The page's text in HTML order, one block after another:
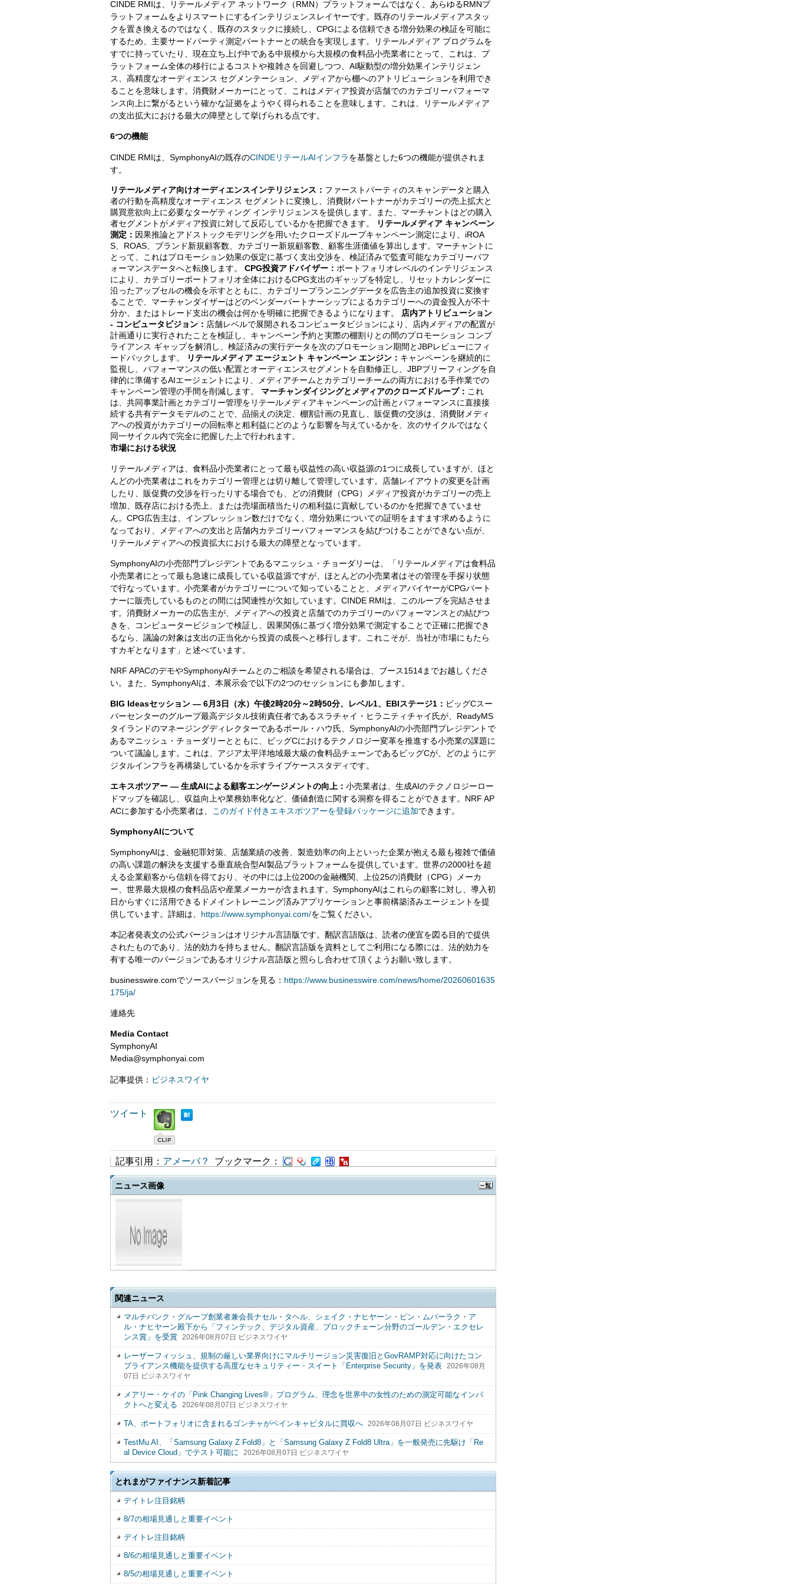
CINDE RMIは、リテールメディア ネットワーク（RMN）プラットフォームではなく、あらゆるRMNプ
ラットフォームをよりスマートにするインテリジェンスレイヤーです。既存のリテールメディアスタッ
クを置き換えるのではなく、既存のスタックに接続し、CPGによる信頼できる増分効果の検証を可能に
するため、主要サードパーティ測定パートナーとの統合を実現します。リテールメディア プログラムを
すでに持っていたり、現在立ち上げ中である中規模から大規模の食料品小売業者にとって、これは、プ
ラットフォーム全体の移行によるコストや複雑さを回避しつつ、AI駆動型の増分効果インテリジェン
ス、高精度なオーディエンス セグメンテーション、メディアから棚へのアトリビューションを利用でき
ることを意味します。消費財メーカーにとって、これはメディア投資が店舗でのカテゴリーパフォーマ
ンス向上に繋がるという確かな証拠をようやく得られることを意味します。これは、リテールメディア
の支出拡大における最大の障壁として挙げられる点です。
6つの機能
CINDE RMIは、SymphonyAIの既存のCINDEリテールAIインフラを基盤とした6つの機能が提供されま
す。
リテールメディア向けオーディエンスインテリジェンス： ファーストパーティのスキャンデータと購入
者の行動を高精度なオーディエンス セグメントに変換し、消費財パートナーがカテゴリーの売上拡大と
購買意欲向上に必要なターゲティング インテリジェンスを提供します。また、マーチャントはどの購入
者セグメントがメディア投資に対して反応しているかを把握できます。
リテールメディア キャンペーン
測定： 因果推論とアドストックモデリングを用いたクローズドループキャンペーン測定により、iROA
S、ROAS、ブランド新規顧客数、カテゴリー新規顧客数、顧客生涯価値を算出します。マーチャントに
とって、これはプロモーション効果の仮定に基づく支出交渉を、検証済みで監査可能なカテゴリーパフ
ォーマンスデータへと転換します。 CPG投資アドバイザー： ポートフォリオレベルのインテリジェンス
により、カテゴリーポートフォリオ全体におけるCPG支出のギャップを特定し、リセットカレンダーに
沿ったアップセルの機会を示すとともに、カテゴリープランニングデータを広告主の追加投資に変換す
ることで、マーチャンダイザーはどのベンダーパートナーシップによるカテゴリーへの資金投入が不十
分か、またはトレード支出の機会は何かを明確に把握できるようになります。
店内アトリビューション
- コンピュータビジョン： 店舗レベルで展開されるコンピュータビジョンにより、店内メディアの配置が
計画通りに実行されたことを検証し、キャンペーン予約と実際の棚割りとの間のプロモーション コンプ
ライアンス ギャップを解消し、検証済みの実行データを次のプロモーション期間とJBPレビューにフィ
ードバックします。
リテールメディア エージェント キャンペーン エンジン： キャンペーンを継続的に
監視し、パフォーマンスの低い配置とオーディエンスセグメントを自動修正し、JBPブリーフィングを自
律的に準備するAIエージェントにより、メディアチームとカテゴリーチームの両方における手作業での
キャンペーン管理の手間を削減します。 マーチャンダイジングとメディアのクローズドループ： これ
は、共同事業計画とカテゴリー管理をリテールメディアキャンペーンの計画とパフォーマンスに直接接
続する共有データモデルのことで、品揃えの決定、棚割計画の見直し、販促費の交渉は、消費財メディ
アへの投資がカテゴリーの回転率と粗利益にどのような影響を与えているかを、次のサイクルではなく
同一サイクル内で完全に把握した上で行われます。
市場における状況
リテールメディアは、食料品小売業者にとって最も収益性の高い収益源の1つに成長していますが、ほと
んどの小売業者はこれをカテゴリー管理とは切り離して管理しています。店舗レイアウトの変更を計画
したり、販促費の交渉を行ったりする場合でも、どの消費財（CPG）メディア投資がカテゴリーの売上
増加、既存店における売上、または売場面積当たりの粗利益に貢献しているのかを把握できていませ
ん。CPG広告主は、インプレッション数だけでなく、増分効果についての証明をますます求めるように
なっており、メディアへの支出と店舗内カテゴリーパフォーマンスを結びつけることができない点が、
リテールメディアへの投資拡大における最大の障壁となっています。
SymphonyAIの小売部門プレジデントであるマニッシュ・チョーダリーは、「リテールメディアは食料品
小売業者にとって最も急速に成長している収益源ですが、ほとんどの小売業者はその管理を手探り状態
で行なっています。小売業者がカテゴリーについて知っていることと、メディアバイヤーがCPGパート
ナーに販売しているものとの間には関連性が欠如しています。CINDE RMIは、このループを完結させま
す。消費財メーカーの広告主が、メディアへの投資と店舗でのカテゴリーのパフォーマンスとの結びつ
きを、コンピュータービジョンで検証し、因果関係に基づく増分効果で測定することで正確に把握でき
るなら、議論の対象は支出の正当化から投資の成長へと移行します。これこそが、当社が市場にもたら
すカギとなります」と述べています。
NRF APACのデモやSymphonyAIチームとのご相談を希望される場合は、ブース1514までお越しくださ
い。また、SymphonyAIは、本展示会で以下の2つのセッションにも参加します。
BIG Ideasセッション — 6月3日（水）午後2時20分～2時50分、レベル1、EBIステージ1： ビッグCスー
パーセンターのグループ最高デジタル技術責任者であるスラチャイ・ヒラニティチャイ氏が、ReadyMS
タイランドのマネージングディレクターであるポール・ハウ氏、SymphonyAIの小売部門プレジデントで
あるマニッシュ・チョーダリーとともに、ビッグCにおけるテクノロジー変革を推進する小売業の課題に
ついて議論します。これは、アジア太平洋地域最大級の食料品チェーンであるビッグCが、どのようにデ
ジタルインフラを再構築しているかを示すライブケーススタディです。
エキスポツアー ― 生成AIによる顧客エンゲージメントの向上： 小売業者は、生成AIのテクノロジーロー
ドマップを確認し、収益向上や業務効率化など、価値創造に関する洞察を得ることができます。NRF AP
ACに参加する小売業者は、
このガイド付きエキスポツアーを登録パッケージに追加できます。
SymphonyAIについて
SymphonyAIは、金融犯罪対策、店舗業績の改善、製造効率の向上といった企業が抱える最も複雑で価値
の高い課題の解決を支援する垂直統合型AI製品プラットフォームを提供しています。世界の2000社を超
える企業顧客から信頼を得ており、その中には上位200の金融機関、上位25の消費財（CPG）メーカ
ー、世界最大規模の食料品店や産業メーカーが含まれます。SymphonyAIはこれらの顧客に対し、導入初
日からすぐに活用できるドメイントレーニング済みアプリケーションと事前構築済みエージェントを提
供しています。詳細は、 https://www.symphonyai.com/をご覧ください。
本記者発表文の公式バージョンはオリジナル言語版です。翻訳言語版は、読者の便宜を図る目的で提供
されたものであり、法的効力を持ちません。翻訳言語版を資料としてご利用になる際には、法的効力を
有する唯一のバージョンであるオリジナル言語版と照らし合わせて頂くようお願い致します。
businesswire.comでソースバージョンを見る： https://www.businesswire.com/news/home/20260601635
175/ja/
連絡先
Media Contact
SymphonyAI
Media@symphonyai.com
記事提供： ビジネスワイヤ
ツイート
記事引用： アメーバ？ ブックマーク：
ニュース画像
関連ニュース
マルチバンク・グループ創業者兼会長ナセル・タヘル、シェイク・ナヒヤーン・ビン・ムバーラク・ア
ル・ナヒヤーン殿下から「フィンテック、デジタル資産、ブロックチェーン分野のゴールデン・エクセレ
ンス賞」を受賞
2026年08月07日 ビジネスワイヤ
レーザーフィッシュ、規制の厳しい業界向けにマルチリージョン災害復旧とGovRAMP対応に向けたコン
プライアンス機能を提供する高度なセキュリティー・スイート「Enterprise Security」を発表
2026年08月
07日 ビジネスワイヤ
メアリー・ケイの「Pink Changing Lives®」プログラム、理念を世界中の女性のための測定可能なインパ
クトへと変える
2026年08月07日 ビジネスワイヤ
TA、ポートフォリオに含まれるゴンチャがベインキャピタルに買収へ 2026年08月07日 ビジネスワイヤ
TestMu AI、「Samsung Galaxy Z Fold8」と「Samsung Galaxy Z Fold8 Ultra」を一般発売に先駆け「Re
al Device Cloud」でテスト可能に
2026年08月07日 ビジネスワイヤ
とれまがファイナンス新着記事
デイトレ注目銘柄
8/7の相場見通しと重要イベント
デイトレ注目銘柄
8/6の相場見通しと重要イベント
8/5の相場見通しと重要イベント